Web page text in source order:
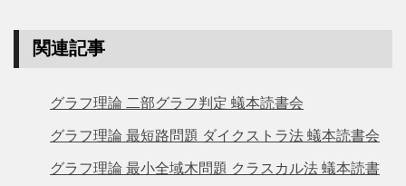
関連記事
グラフ理論 二部グラフ判定 蟻本読書会
グラフ理論 最短路問題 ダイクストラ法 蟻本読書会
グラフ理論 最小全域木問題 クラスカル法 蟻本読書